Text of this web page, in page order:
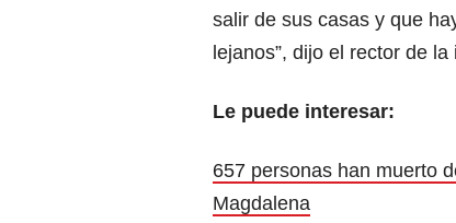
salir de sus casas y que
lejanos”, dijo el rector de
Le puede interesar:
657 personas han muerto
Magdalena